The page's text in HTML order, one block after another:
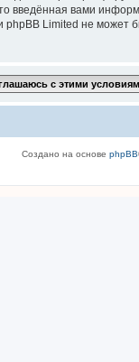
введённая вами
Limited не может
Создано на основе phpBB